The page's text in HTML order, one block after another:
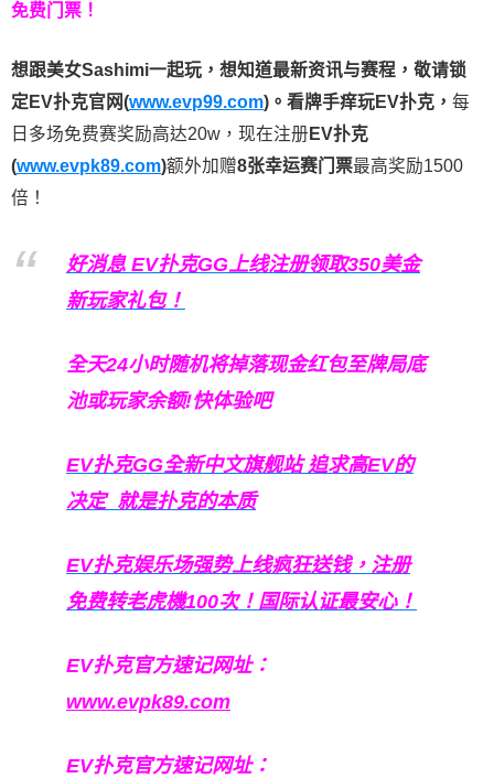
免费门票！
想跟美女Sashimi一起玩， 想知道最新资讯与赛程， 敬请锁
定EV扑克官网(www.evp99.com)。 看牌手痒玩EV扑克， 每
日多场免费赛奖励高达20w，现在注册 EV扑克
(www.evpk89.com)额外加赠8张幸运赛门票最高奖励1500
倍！
好消息 EV扑克GG上线注册领取350美金
新玩家礼包！
全天24小时随机将掉落现金红包至牌局底
池或玩家余额!快体验吧
EV扑克GG全新中文旗舰站追求高EV的
决定 就是扑克的本质
EV扑克娱乐场强势上线疯狂送钱，注册
免费转老虎機100次！国际认证最安心！
EV扑克官方速记网址：
www.evpk89.com
EV扑克官方速记网址：